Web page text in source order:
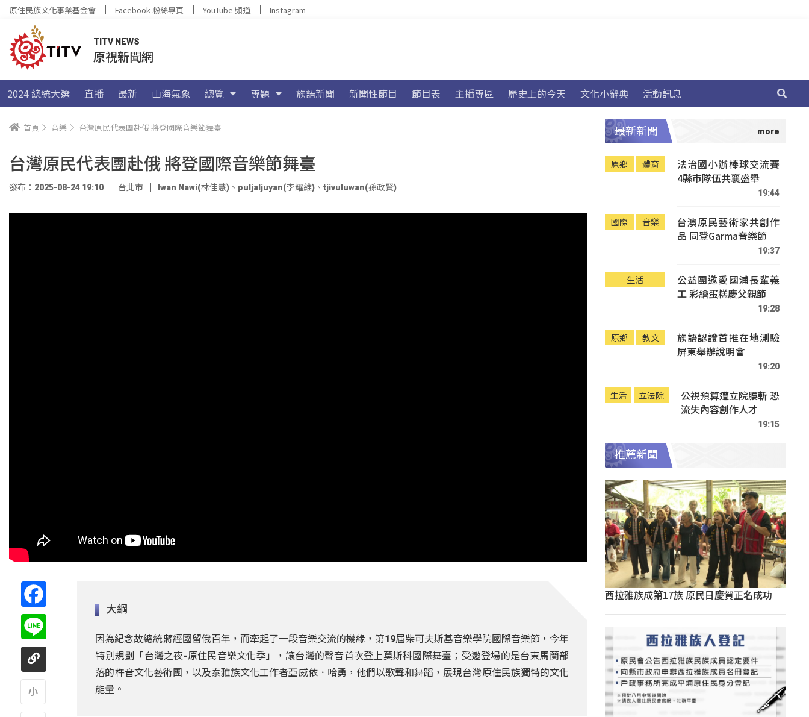
原住民族文化事業基金會 Facebook 粉絲專頁 YouTube 頻道 Instagram
TITV NEWS
原視新聞網
2024 總統大選 直播 最新 山海氣象 總覽 專題 族語新聞 新聞性節目 節目表 主播專區 歷史上的今天 文化小辭典 活動訊息
首頁 音樂 台灣原民代表團赴俄 將登國際音樂節舞臺
台灣原民代表團赴俄 將登國際音樂節舞臺
發布：2025-08-24 19:10 台北市 Iwan Nawi(林佳慧) 、 puljaljuyan(李耀維) 、 tjivuluwan(孫政賢)
大綱
因為紀念故總統蔣經國留俄百年，而牽起了一段音樂交流的機緣，第19屆柴可夫斯基音樂學院國際音樂節，今年
特別規劃「台灣之夜-原住民音樂文化季」，讓台灣的聲音首次登上莫斯科國際舞臺；受邀登場的是台東馬蘭部
落的杵音文化藝術團，以及泰雅族文化工作者亞威依．哈勇，他們以歌聲和舞蹈，展現台灣原住民族獨特的文化
能量。
最新新聞
原鄉 體育
法治國小辦棒球交流賽
4縣市隊伍共襄盛舉
19:44
國際 音樂
台澳原民藝術家共創作
品 同登Garma音樂節
19:37
生活
公益團邀愛國浦長輩義
工 彩繪蛋糕慶父親節
19:28
原鄉 教文
族語認證首推在地測驗
屏東舉辦說明會
19:20
生活 立法院
公視預算遭立院腰斬 恐
流失內容創作人才
19:15
推薦新聞
西拉雅族成第17族 原民日慶賀正名成功